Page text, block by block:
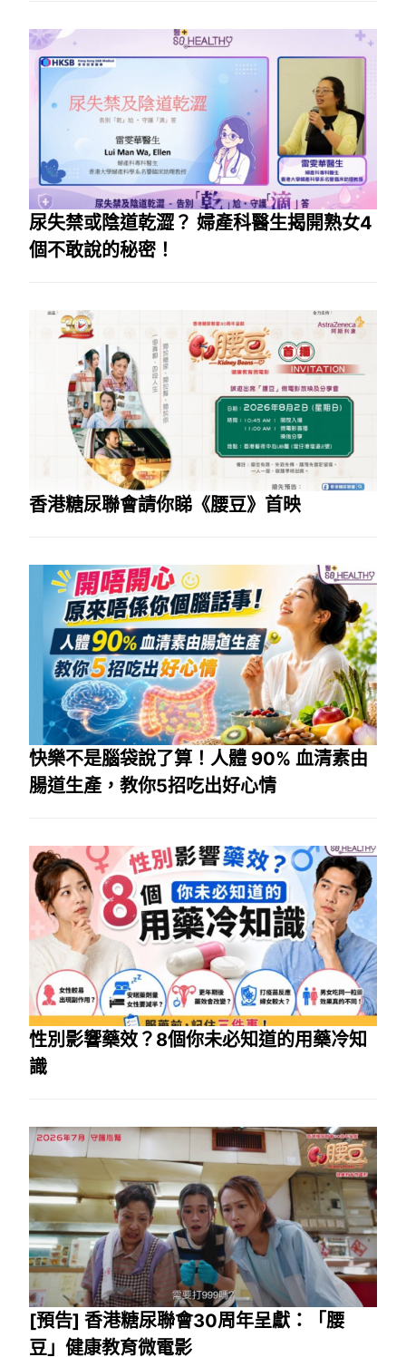
尿失禁或陰道乾澀？ 婦產科醫生揭開熟女4
個不敢說的秘密！
香港糖尿聯會請你睇《腰豆》首映
快樂不是腦袋說了算！人體 90% 血清素由
腸道生產，教你5招吃出好心情
性別影響藥效？8個你未必知道的用藥冷知
識
[預告] 香港糖尿聯會30周年呈獻：「腰
豆」健康教育微電影